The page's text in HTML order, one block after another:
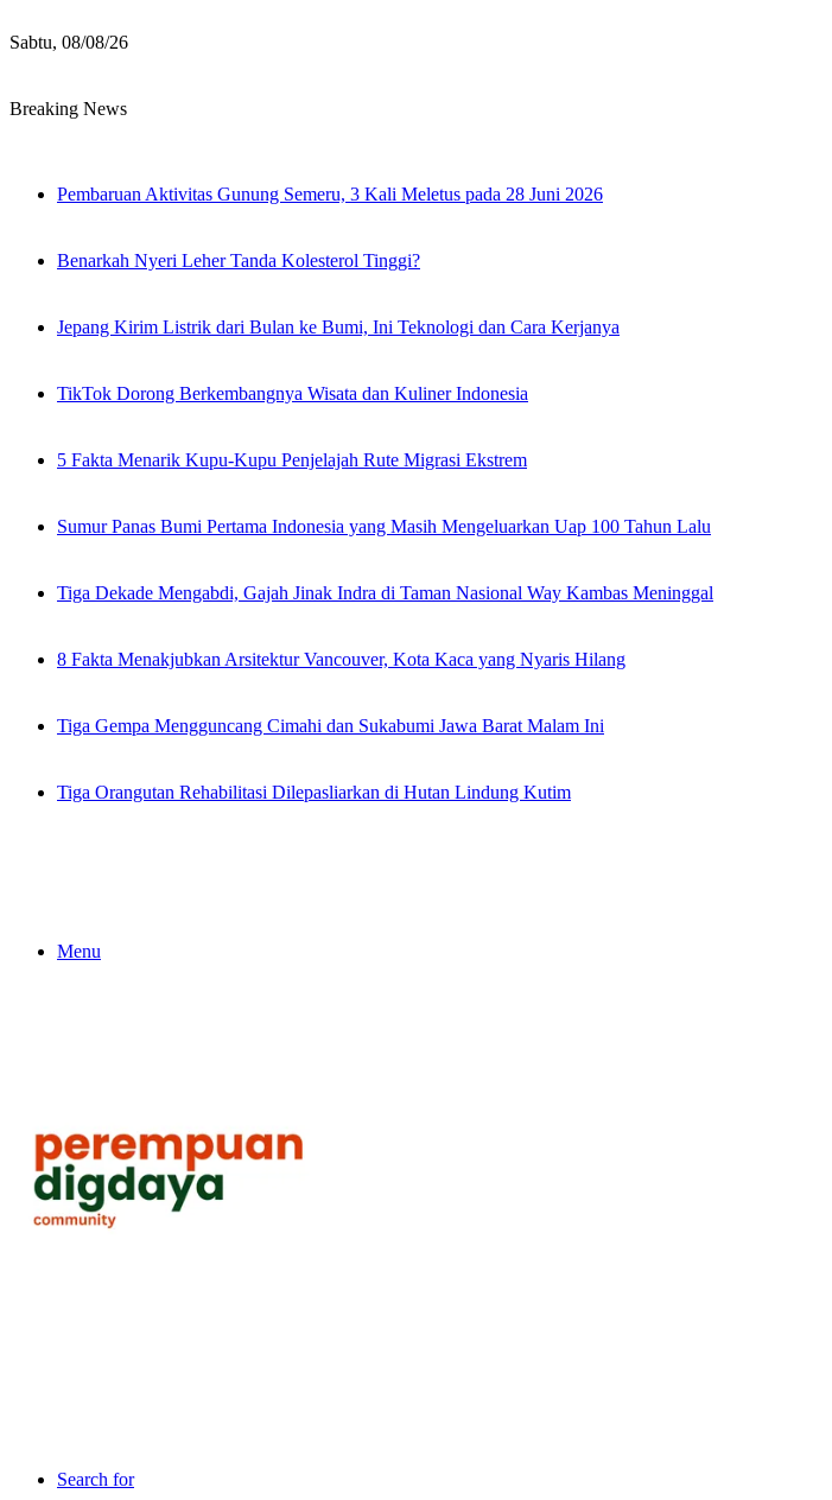
Sabtu, 08/08/26
Breaking News
Pembaruan Aktivitas Gunung Semeru, 3 Kali Meletus pada 28 Juni 2026
Benarkah Nyeri Leher Tanda Kolesterol Tinggi?
Jepang Kirim Listrik dari Bulan ke Bumi, Ini Teknologi dan Cara Kerjanya
TikTok Dorong Berkembangnya Wisata dan Kuliner Indonesia
5 Fakta Menarik Kupu-Kupu Penjelajah Rute Migrasi Ekstrem
Sumur Panas Bumi Pertama Indonesia yang Masih Mengeluarkan Uap 100 Tahun Lalu
Tiga Dekade Mengabdi, Gajah Jinak Indra di Taman Nasional Way Kambas Meninggal
8 Fakta Menakjubkan Arsitektur Vancouver, Kota Kaca yang Nyaris Hilang
Tiga Gempa Mengguncang Cimahi dan Sukabumi Jawa Barat Malam Ini
Tiga Orangutan Rehabilitasi Dilepasliarkan di Hutan Lindung Kutim
Menu
Search for